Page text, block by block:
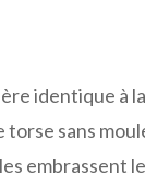
identique à
torse sans
embrassent